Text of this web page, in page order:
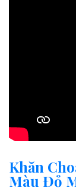
Khăn
Màu Đỏ